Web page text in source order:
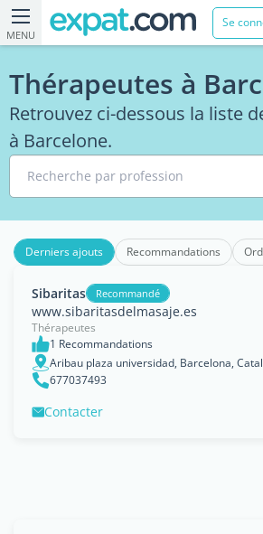
MENU
Se
Thérapeutes à
Retrouvez ci-dessous la liste
à Barcelone.
Recherche par profession
Derniers ajouts Recommandations
Sibaritas Recommandé
www.sibaritasdelmasaje.es
Thérapeutes
1 Recommandations
Aribau plaza universidad, Barcelona,
677037493
Contacter